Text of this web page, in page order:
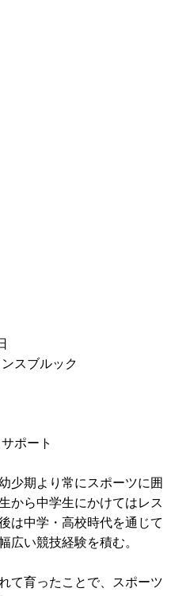
スブルック
ポート
少期より常にスポーツに囲
から中学生にかけてはレス
は中学・高校時代を通じて
広い競技経験を積む。
て育ったことで、スポーツ